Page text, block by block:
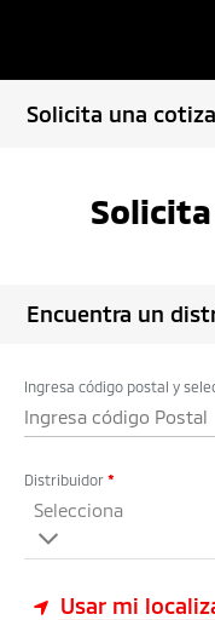
Solicita una
Encuentra un
Ingresa código postal y
Distribuidor *
Selecciona
Usar mi